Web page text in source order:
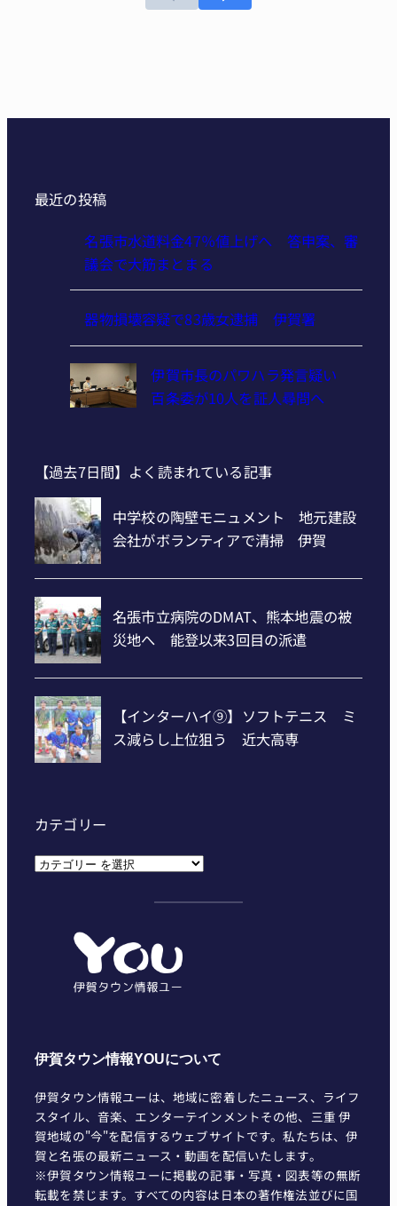
最近の投稿
名張市水道料金47％値上げへ 答申案、審
議会で大筋まとまる
器物損壊容疑で83歳女逮捕 伊賀署
伊賀市長のパワハラ発言疑い
百条委が10人を証人尋問へ
【過去7日間】よく読まれている記事
カテゴリー
カ
伊賀タウン情報YOUについて
伊賀タウン情報ユーは、地域に密着したニュース、ライフ
スタイル、音楽、エンターテインメントその他、三重 伊
賀地域の"今"を配信するウェブサイトです。私たちは、伊
賀と名張の最新ニュース・動画を配信いたします。
※伊賀タウン情報ユーに掲載の記事・写真・図表等の無断
転載を禁じます。すべての内容は日本の著作権法並びに国